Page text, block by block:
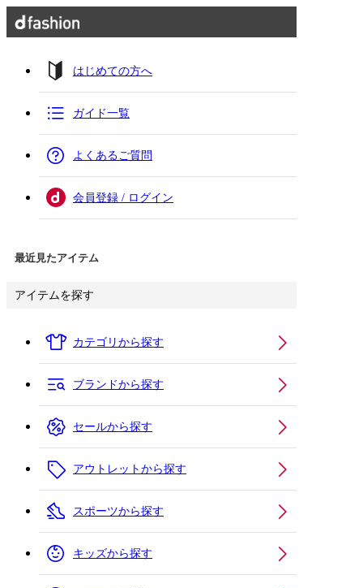
はじめての方へ
ガイド一覧
よくあるご質問
会員登録 / ログイン
最近見たアイテム
アイテムを探す
カテゴリから探す
ブランドから探す
セールから探す
アウトレットから探す
スポーツから探す
キッズから探す